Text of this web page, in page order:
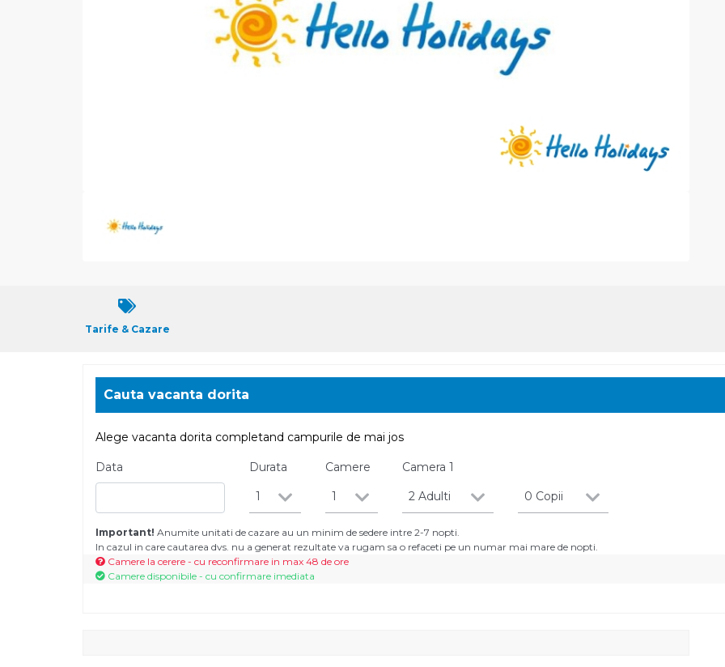
Tarife & Cazare
Cauta vacanta dorita
Alege vacanta dorita completand campurile de mai jos
Data
Durata
1
Camere
1
Camera1
2 Adulti
0 Copii
Important! Anumite unitati de cazare au un minim de sedere intre 2-7 nopti.
In cazul in care cautarea dvs. nu a generat rezultate va rugam sa o refaceti pe un numar mai mare de nopti.
Camere la cerere - cu reconfirmare in max 48 de ore
Camere disponibile - cu confirmare imediata